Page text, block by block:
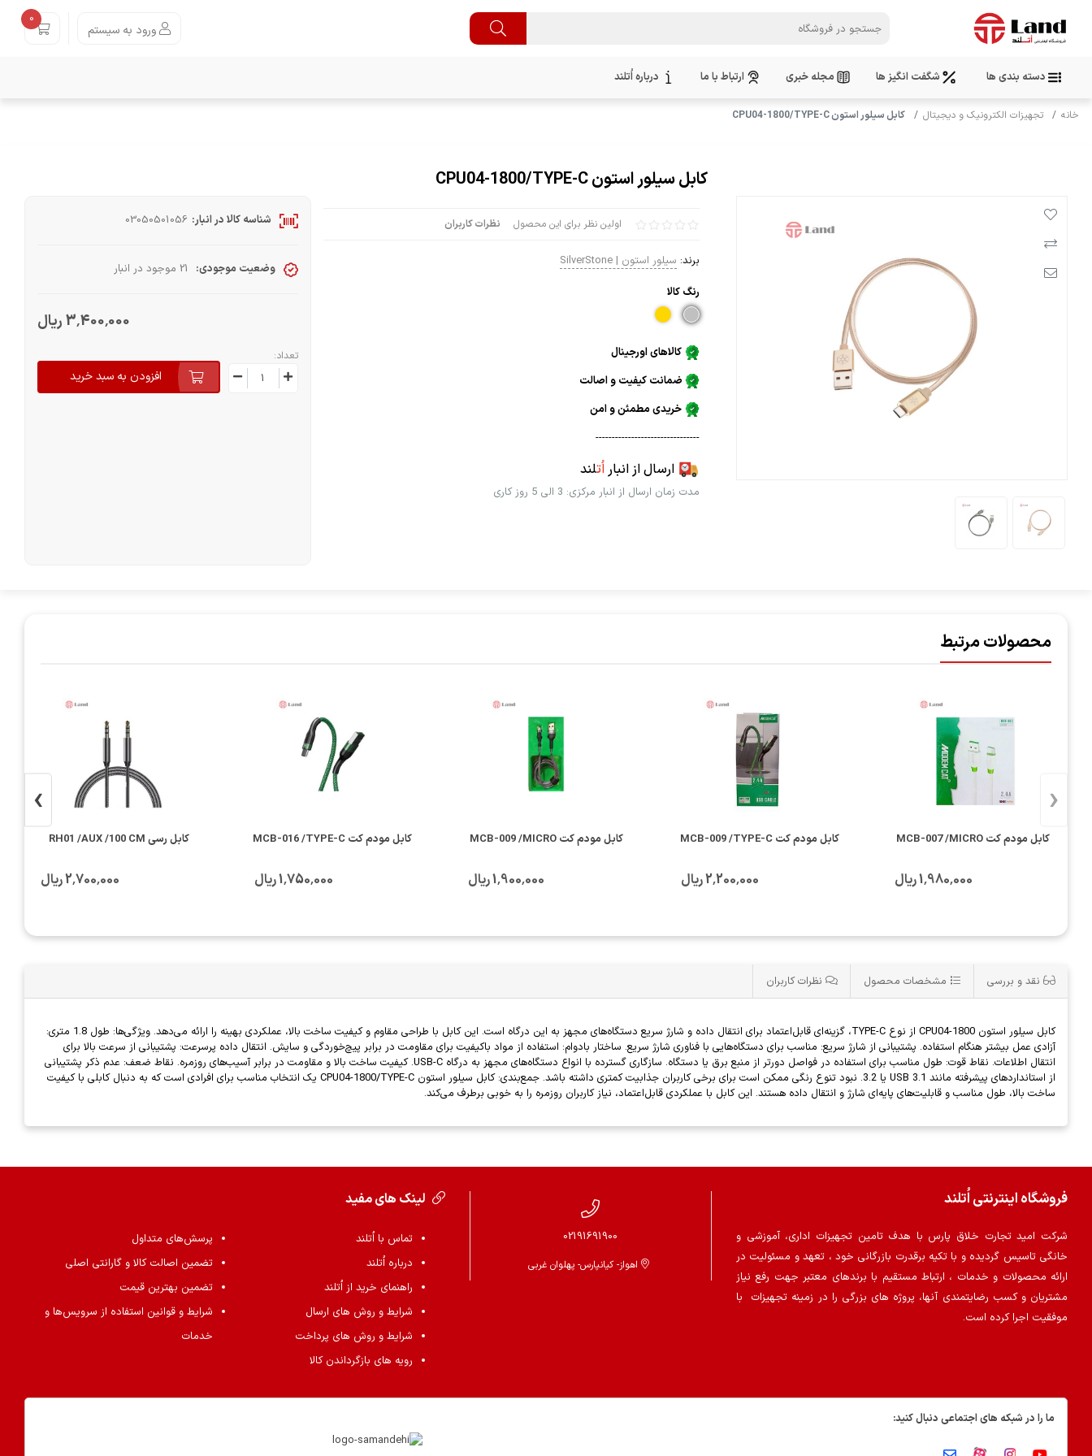
ورود به سیستم
0
دسته بندی ها شگفت انگیز ها مجله خبری ارتباط با ما درباره اُتلند
خانه تجهیزات الکترونیک و دیجیتال کابل سیلور استون CPU04-1800/TYPE-C
کابل سیلور استون CPU04-1800/TYPE-C
اولین نظر برای این محصول نظرات کاربران
برند: سیلور استون | SilverStone
رنگ كالا
کالاهای اورجینال
ضمانت کیفیت و اصالت
خریدی مطمئن و امن
--------------------------------
ارسال از انباراُتلند
مدت زمان ارسال از انبار مرکزی: 3 الی 5 روز کاری
شناسه کالا در انبار: 03050501056
وضعیت موجودی: 21 موجود در انبار
3٬400٬000 ریال
تعداد:
افزودن به سبد خرید
محصولات مرتبط
کابل مودم کت MCB-007 /MICRO
1٬980٬000 ریال
کابل مودم کت MCB-009 /TYPE-C
2٬200٬000 ریال
کابل مودم کت MCB-009 /MICRO
1٬900٬000 ریال
کابل مودم کت MCB-016 /TYPE-C
1٬750٬000 ریال
کابل رسی RH01 /AUX /100 CM
2٬700٬000 ریال
‹
›
نقد و بررسی مشخصات محصول نظرات کاربران
کابل سیلور استون CPU04-1800 از نوع TYPE-C، گزینه‌ای قابل‌اعتماد برای انتقال داده و شارژ سریع دستگاه‌های مجهز به این درگاه است. این کابل با طراحی مقاوم و کیفیت ساخت بالا، عملکردی بهینه را ارائه می‌دهد. ویژگی‌ها: طول 1.8 متری:
آزادی عمل بیشتر هنگام استفاده. پشتیبانی از شارژ سریع: مناسب برای دستگاه‌هایی با فناوری شارژ سریع. ساختار بادوام: استفاده از مواد باکیفیت برای مقاومت در برابر پیچ‌خوردگی و سایش. انتقال داده پرسرعت: پشتیبانی از سرعت بالا برای
انتقال اطلاعات. نقاط قوت: طول مناسب برای استفاده در فواصل دورتر از منبع برق یا دستگاه. سازگاری گسترده با انواع دستگاه‌های مجهز به درگاه USB-C. کیفیت ساخت بالا و مقاومت در برابر آسیب‌های روزمره. نقاط ضعف: عدم ذکر پشتیبانی
از استانداردهای پیشرفته مانند USB 3.1 یا 3.2. نبود تنوع رنگی ممکن است برای برخی کاربران جذابیت کمتری داشته باشد. جمع‌بندی: کابل سیلور استون CPU04-1800/TYPE-C یک انتخاب مناسب برای افرادی است که به دنبال کابلی با کیفیت
ساخت بالا، طول مناسب و قابلیت‌های پایه‌ای شارژ و انتقال داده هستند. این کابل با عملکردی قابل‌اعتماد، نیاز کاربران روزمره را به خوبی برطرف می‌کند.
فروشگاه اینترنتی اُتلند
شرکت امید تجارت خلاق پارس با هدف تامین تجهیزات اداری، آموزشی و
خانگی تاسیس گردیده و با تکیه برقدرت بازرگانی خود ، تعهد و مسئولیت در
ارائه محصولات و خدمات ، ارتباط مستقیم با برندهای معتبر جهت رفع نیاز
مشتریان و کسب رضایتمندی آنها، پروژه های بزرگی را در زمینه تجهیزات با
موفقیت اجرا کرده است.
02191691900
اهواز- کیانپارس- پهلوان غربی
لینک های مفید
تماس با اُتلند
درباره اُتلند
راهنمای خرید از اُتلند
شرایط و روش های ارسال
شرایط و روش های پرداخت
رویه های بازگرداندن کالا
پرسش‌های متداول
تضمین اصالت کالا و گارانتی اصلی
تضمین بهترین قیمت
شرایط و قوانین استفاده از سرویس‌ها و
خدمات
ما را در شبکه های اجتماعی دنبال کنید: